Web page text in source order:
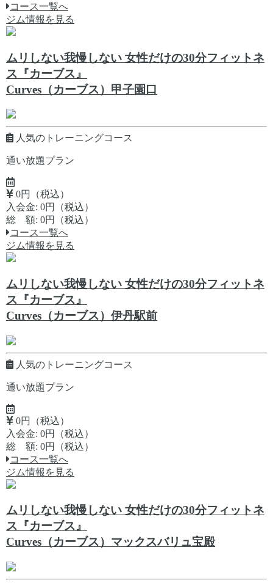
コース一覧へ
ジム情報を見る
ムリしない我慢しない 女性だけの30分フィットネ
ス『カーブス』
Curves（カーブス）甲子園口
人気のトレーニングコース
通い放題プラン
0円（税込）
入会金: 0円（税込）
総 額: 0円（税込）
コース一覧へ
ジム情報を見る
ムリしない我慢しない 女性だけの30分フィットネ
ス『カーブス』
Curves（カーブス）伊丹駅前
人気のトレーニングコース
通い放題プラン
0円（税込）
入会金: 0円（税込）
総 額: 0円（税込）
コース一覧へ
ジム情報を見る
ムリしない我慢しない 女性だけの30分フィットネ
ス『カーブス』
Curves（カーブス）マックスバリュ宝殿